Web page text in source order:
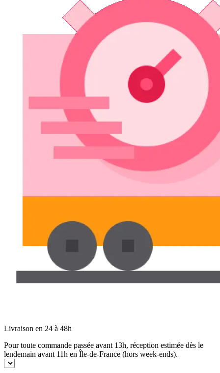
Livraison en 24 à 48h
Pour toute commande passée avant 13h, réception estimée dès le
lendemain avant 11h en Île-de-France (hors week-ends).